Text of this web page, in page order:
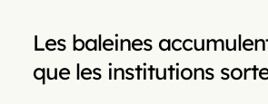
Les baleines
que les institutions